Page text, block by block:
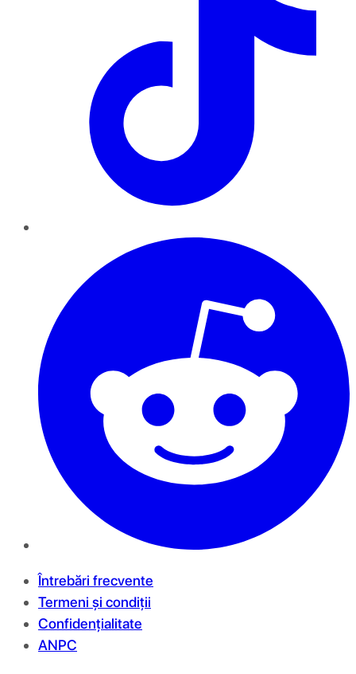
Întrebări frecvente
Termeni și condiții
Confidențialitate
ANPC